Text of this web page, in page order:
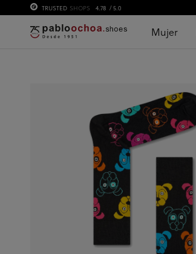
TRUSTED SHOPS 4.78 / 5.0
Mujer